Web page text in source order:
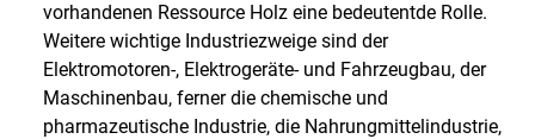
vorhandenen Ressource Holz eine bedeutentde Rolle.
Weitere wichtige Industriezweige sind der
Elektromotoren-, Elektrogeräte- und Fahrzeugbau, der
Maschinenbau, ferner die chemische und
pharmazeutische Industrie, die Nahrungmittelindustrie,